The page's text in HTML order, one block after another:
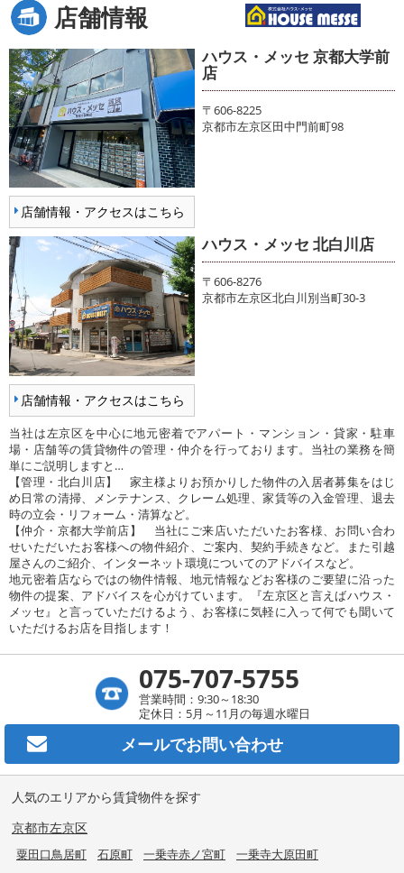
店舗情報
店舗情報・アクセスはこちら
ハウス・メッセ 京都大学前
店
〒606-8225
京都市左京区田中門前町98
店舗情報・アクセスはこちら
ハウス・メッセ 北白川店
〒606-8276
京都市左京区北白川別当町30-3
当社は左京区を中心に地元密着でアパート・マンション・貸家・駐車
場・店舗等の賃貸物件の管理・仲介を行っております。当社の業務を簡
単にご説明しますと…
【管理・北白川店】 家主様よりお預かりした物件の入居者募集をはじ
め日常の清掃、メンテナンス、クレーム処理、家賃等の入金管理、退去
時の立会・リフォーム・清算など。
【仲介・京都大学前店】 当社にご来店いただいたお客様、お問い合わ
せいただいたお客様への物件紹介、ご案内、契約手続きなど。また引越
屋さんのご紹介、インターネット環境についてのアドバイスなど。
地元密着店ならではの物件情報、地元情報などお客様のご要望に沿った
物件の提案、アドバイスを心がけています。『左京区と言えばハウス・
メッセ』と言っていただけるよう、お客様に気軽に入って何でも聞いて
いただけるお店を目指します！
075-707-5755
営業時間：9:30～18:30
定休日：5月～11月の毎週水曜日
メールでお問い合わせ
人気のエリアから賃貸物件を探す
京都市左京区
粟田口鳥居町 石原町 一乗寺赤ノ宮町
一乗寺大原田町